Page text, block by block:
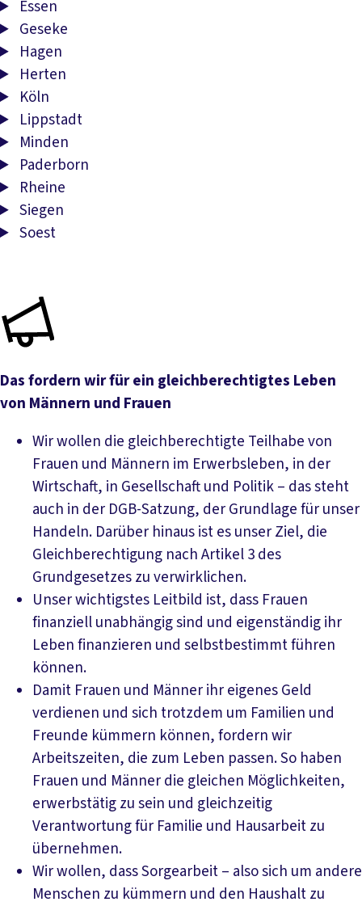
Essen
Geseke
Hagen
Herten
Köln
Lippstadt
Minden
Paderborn
Rheine
Siegen
Soest
Das fordern wir für ein gleichberechtigtes Leben
von Männern und Frauen
Wir wollen die gleichberechtigte Teilhabe von
Frauen und Männern im Erwerbsleben, in der
Wirtschaft, in Gesellschaft und Politik – das steht
auch in der DGB-Satzung, der Grundlage für unser
Handeln. Darüber hinaus ist es unser Ziel, die
Gleichberechtigung nach Artikel 3 des
Grundgesetzes zu verwirklichen.
Unser wichtigstes Leitbild ist, dass Frauen
finanziell unabhängig sind und eigenständig ihr
Leben finanzieren und selbstbestimmt führen
können.
Damit Frauen und Männer ihr eigenes Geld
verdienen und sich trotzdem um Familien und
Freunde kümmern können, fordern wir
Arbeitszeiten, die zum Leben passen. So haben
Frauen und Männer die gleichen Möglichkeiten,
erwerbstätig zu sein und gleichzeitig
Verantwortung für Familie und Hausarbeit zu
übernehmen.
Wir wollen, dass Sorgearbeit – also sich um andere
Menschen zu kümmern und den Haushalt zu